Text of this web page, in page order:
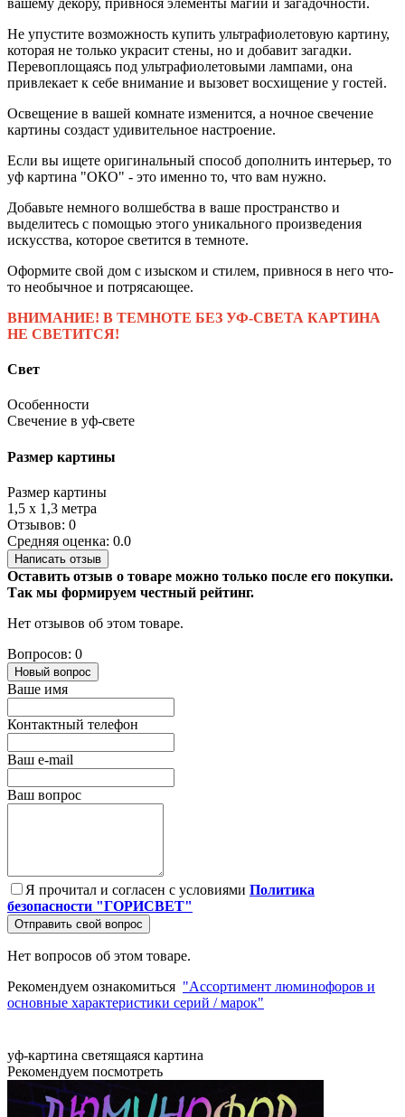
Не упустите возможность купить ультрафиолетовую картину,
которая не только украсит стены, но и добавит загадки.
Перевоплощаясь под ультрафиолетовыми лампами, она
привлекает к себе внимание и вызовет восxищение у гостей.
Освещение в вашей комнате изменится, а ночное свечение
картины создаст удивительное настроение.
Если вы ищете оригинальный способ дополнить интерьер, то
уф картина "ОКО" - это именно то, что вам нужно.
Добавьте немного волшебства в ваше пространство и
выделитесь с помощью этого уникального произведения
искусства, которое светится в темноте.
Оформите свой дом с изыском и стилем, привнося в него что-
то необычное и потрясающее.
ВНИМАНИЕ! В ТЕМНОТЕ БЕЗ УФ-СВЕТА КАРТИНА
НЕ СВЕТИТСЯ!
Свет
Особенности
Свечение в уф-свете
Размер картины
Размер картины
1,5 x 1,3 метра
Отзывов: 0
Средняя оценка: 0.0
Написать отзыв
Оставить отзыв о товаре можно только после его покупки.
Так мы формируем честный рейтинг.
Нет отзывов об этом товаре.
Вопросов: 0
Новый вопрос
Ваше имя
Контактный телефон
Ваш e-mail
Ваш вопрос
Я прочитал и согласен с условиями Политика
безопасности "ГОРИСВЕТ"
Отправить свой вопрос
Нет вопросов об этом товаре.
Рекомендуем ознакомиться "Ассортимент люминофоров и
основные характеристики серий / марок"
уф-картина светящаяся картина
Рекомендуем посмотреть